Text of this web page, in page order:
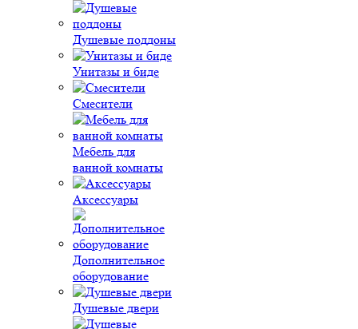
Душевые поддоны
Унитазы и биде
Смесители
Мебель для
ванной комнаты
Аксессуары
Дополнительное
оборудование
Душевые двери